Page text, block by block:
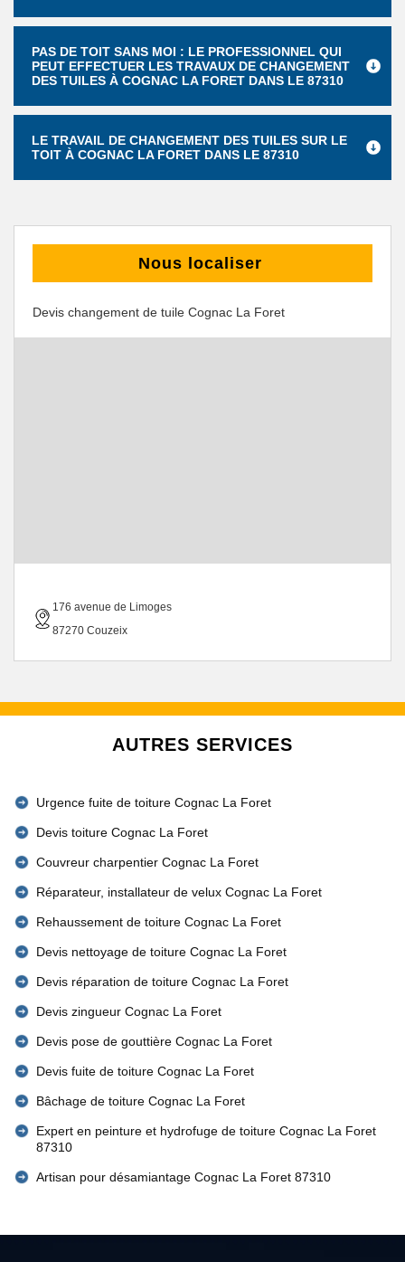
PAS DE TOIT SANS MOI : LE PROFESSIONNEL QUI
PEUT EFFECTUER LES TRAVAUX DE CHANGEMENT
DES TUILES À COGNAC LA FORET DANS LE 87310
LE TRAVAIL DE CHANGEMENT DES TUILES SUR LE
TOIT À COGNAC LA FORET DANS LE 87310
Nous localiser
Devis changement de tuile Cognac La Foret
176 avenue de Limoges
87270 Couzeix
AUTRES SERVICES
Urgence fuite de toiture Cognac La Foret
Devis toiture Cognac La Foret
Couvreur charpentier Cognac La Foret
Réparateur, installateur de velux Cognac La Foret
Rehaussement de toiture Cognac La Foret
Devis nettoyage de toiture Cognac La Foret
Devis réparation de toiture Cognac La Foret
Devis zingueur Cognac La Foret
Devis pose de gouttière Cognac La Foret
Devis fuite de toiture Cognac La Foret
Bâchage de toiture Cognac La Foret
Expert en peinture et hydrofuge de toiture Cognac La Foret
87310
Artisan pour désamiantage Cognac La Foret 87310